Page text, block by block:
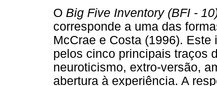
O Big Five Inventory (BFI -
corresponde a uma das
McCrae e Costa (1996).
pelos cinco principais traços
neuroticismo, extro-versão,
abertura à experiência. A